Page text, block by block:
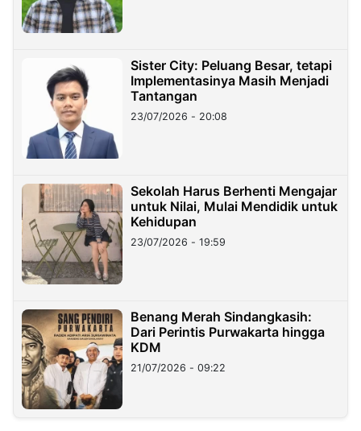
Sister City: Peluang Besar, tetapi
Implementasinya Masih Menjadi
Tantangan
23/07/2026 - 20:08
Sekolah Harus Berhenti Mengajar
untuk Nilai, Mulai Mendidik untuk
Kehidupan
23/07/2026 - 19:59
Benang Merah Sindangkasih:
Dari Perintis Purwakarta hingga
KDM
21/07/2026 - 09:22